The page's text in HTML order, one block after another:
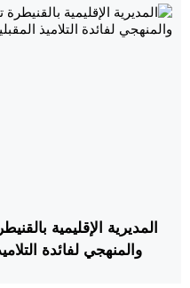
المديرية الإقليمية
والمنهجي لفائدة